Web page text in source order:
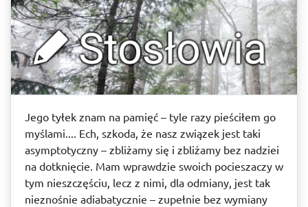
Jego tyłek znam na pamięć – tyle razy pieściłem go
myślami.... Ech, szkoda, że nasz związek jest taki
asymptotyczny – zbliżamy się i zbliżamy bez nadziei
na dotknięcie. Mam wprawdzie swoich pocieszaczy w
tym nieszczęściu, lecz z nimi, dla odmiany, jest tak
nieznośnie adiabatycznie – zupełnie bez wymiany